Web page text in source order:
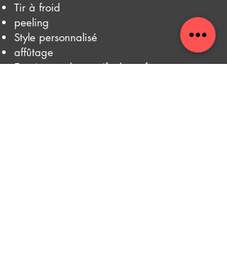
Tir à froid
peeling
Style personnalisé
affûtage
Essais non destructifs de surface et